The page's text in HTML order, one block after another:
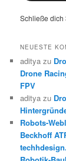
Schließe dich
NEUESTE
aditya zu
Drone
FPV
aditya zu
Robots-
Beckhoff